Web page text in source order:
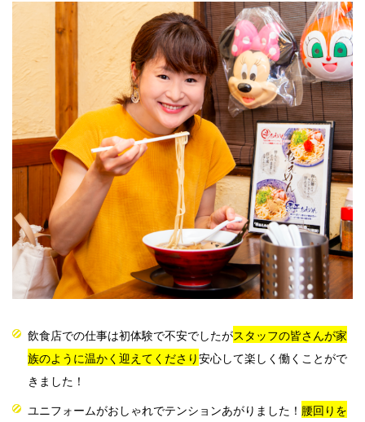
飲食店での仕事は初体験で不安でしたがスタッフの皆さんが家
族のように温かく迎えてくださり安心して楽しく働くことがで
きました！
ユニフォームがおしゃれでテンションあがりました！ 腰回りを